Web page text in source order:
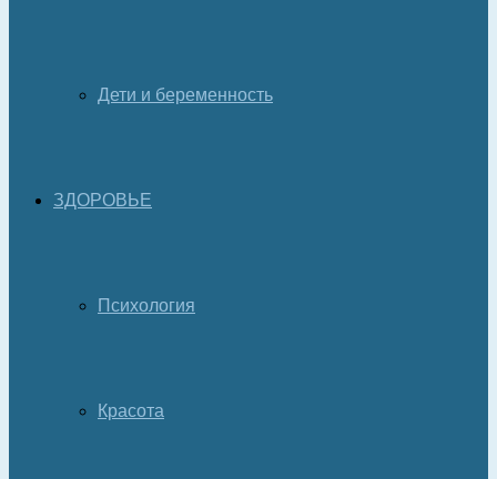
Дети и беременность
ЗДОРОВЬЕ
Психология
Красота